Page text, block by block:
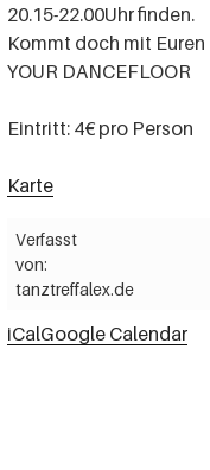
20.15-22.00Uhr finden.
Kommt doch mit
YOUR DANCEFLOOR
Eintritt: 4€ pro Person
Karte
Verfasst
von:
tanztreffalex.de
iCalGoogle Calendar